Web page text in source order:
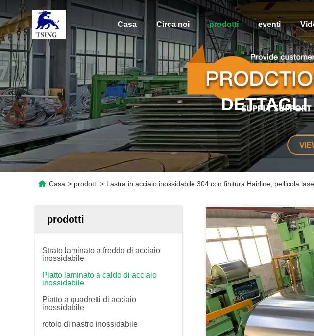
Casa Circa noi prodotti eventi
DETTAGLI
Casa > prodotti > Lastra in acciaio inossidabile 304 con finitura Hairline, pellicola
prodotti
Strato laminato a freddo di acciaio
inossidabile
Piatto laminato a caldo di acciaio
inossidabile
Piatto a quadretti di acciaio
inossidabile
rotolo di nastro inossidabile